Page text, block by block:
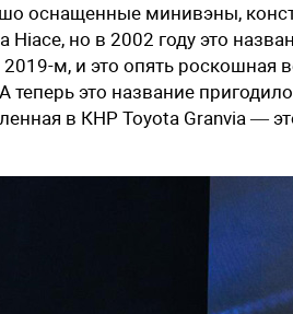
оснащенные минивэны,
но в 2002 году это
м, и это опять роскошная
это название
в КНР Toyota Granvia —